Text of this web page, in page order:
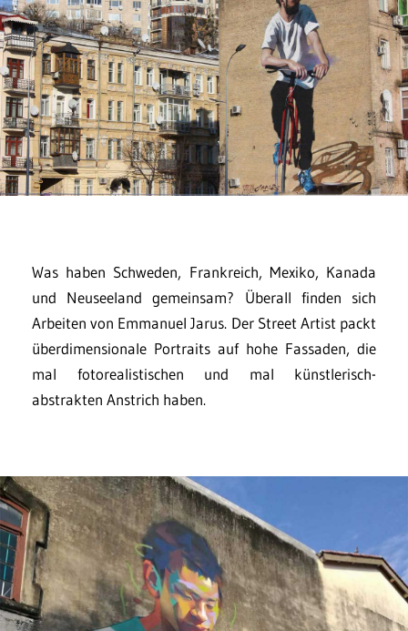
Was haben Schweden, Frankreich, Mexiko, Kanada
und Neuseeland gemeinsam? Überall finden sich
Arbeiten von Emmanuel Jarus. Der Street Artist packt
überdimensionale Portraits auf hohe Fassaden, die
mal fotorealistischen und mal künstlerisch-
abstrakten Anstrich haben.